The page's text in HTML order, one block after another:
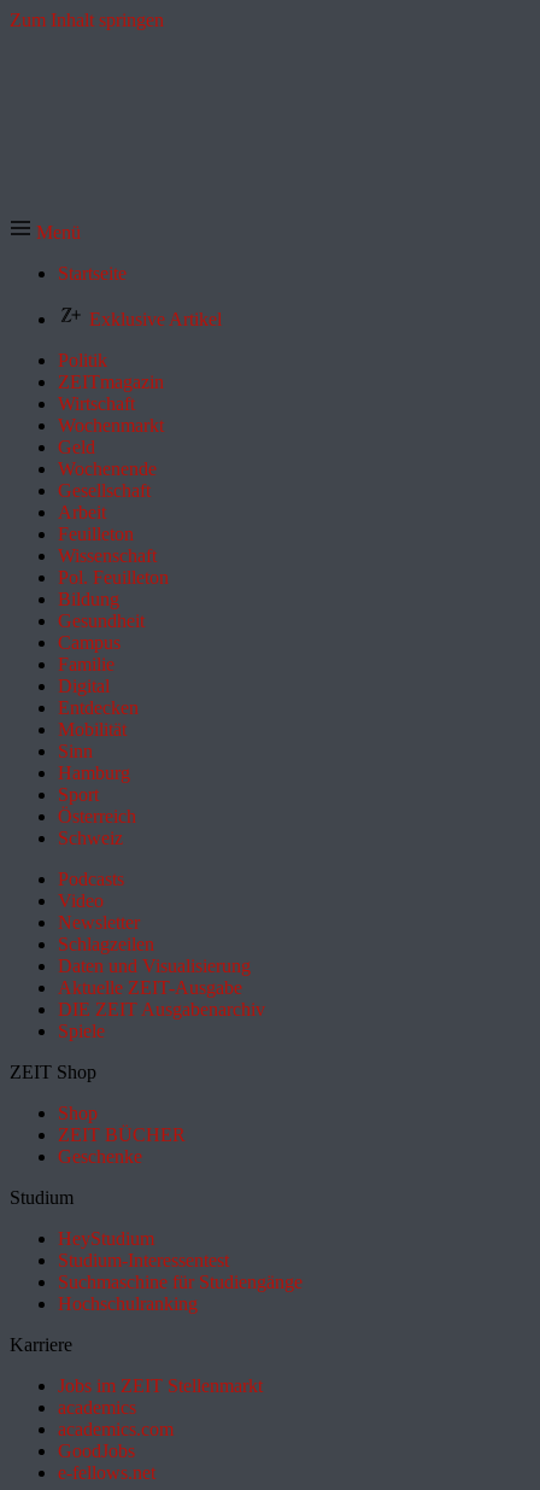
Zum Inhalt springen
Menü
Startseite
Exklusive Artikel
Politik
ZEITmagazin
Wirtschaft
Wochenmarkt
Geld
Wochenende
Gesellschaft
Arbeit
Feuilleton
Wissenschaft
Pol. Feuilleton
Bildung
Gesundheit
Campus
Familie
Digital
Entdecken
Mobilität
Sinn
Hamburg
Sport
Österreich
Schweiz
Podcasts
Video
Newsletter
Schlagzeilen
Daten und Visualisierung
Aktuelle ZEIT-Ausgabe
DIE ZEIT Ausgabenarchiv
Spiele
ZEIT Shop
Shop
ZEIT BÜCHER
Geschenke
Studium
HeyStudium
Studium-Interessentest
Suchmaschine für Studiengänge
Hochschulranking
Karriere
Jobs im ZEIT Stellenmarkt
academics
academics.com
GoodJobs
e-fellows.net